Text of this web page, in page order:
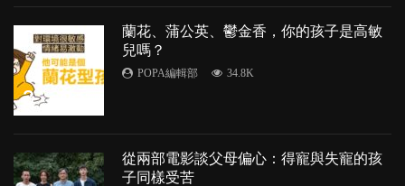
3
蘭花、蒲公英、鬱金香，你的孩子是高敏
兒嗎？
POPA編輯部 34.8K
從兩部電影談父母偏心：得寵與失寵的孩
子同樣受苦